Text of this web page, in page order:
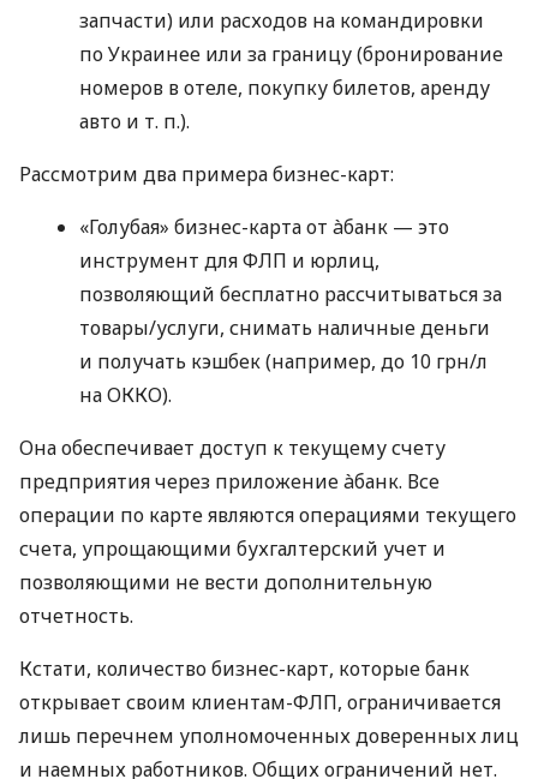
запчасти) или расходов на командировки
по Украинее или за границу (бронирование
номеров в отеле, покупку билетов, аренду
авто и т. п.).
Рассмотрим два примера бизнес-карт:
«Голубая» бизнес-карта от àбанк — это
инструмент для ФЛП и юрлиц,
позволяющий бесплатно рассчитываться за
товары/услуги, снимать наличные деньги
и получать кэшбек (например, до 10 грн/л
на ОККО).
Она обеспечивает доступ к текущему счету
предприятия через приложение àбанк. Все
операции по карте являются операциями текущего
счета, упрощающими бухгалтерский учет и
позволяющими не вести дополнительную
отчетность.
Кстати, количество бизнес-карт, которые банк
открывает своим клиентам-ФЛП, ограничивается
лишь перечнем уполномоченных доверенных лиц
и наемных работников. Общих ограничений нет.